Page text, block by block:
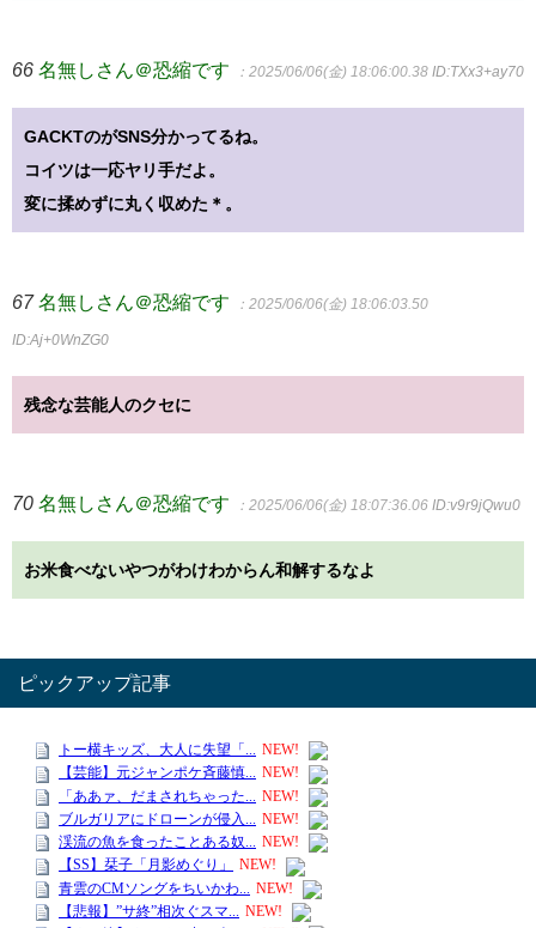
66 名無しさん＠恐縮です ：2025/06/06(金) 18:06:00.38 ID:TXx3+ay70
GACKTのがSNS分かってるね。
コイツは一応ヤリ手だよ。
変に揉めずに丸く収めた＊。
67 名無しさん＠恐縮です ：2025/06/06(金) 18:06:03.50
ID:Aj+0WnZG0
残念な芸能人のクセに
70 名無しさん＠恐縮です ：2025/06/06(金) 18:07:36.06 ID:v9r9jQwu0
お米食べないやつがわけわからん和解するなよ
ピックアップ記事